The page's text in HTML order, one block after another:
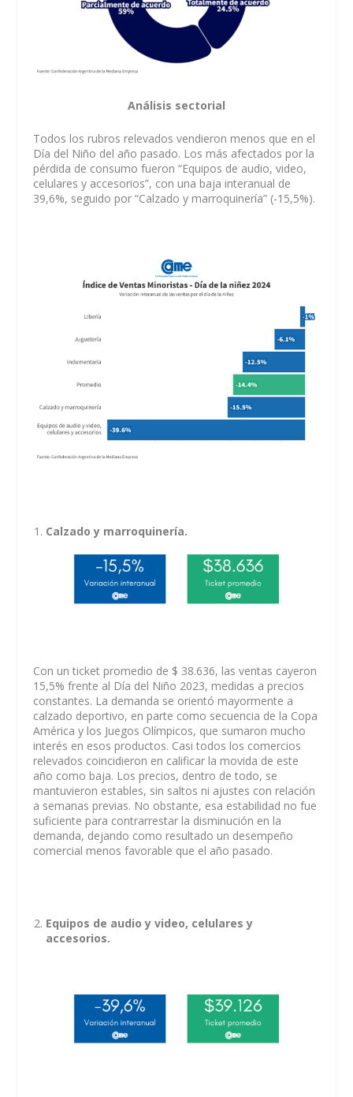
Análisis sectorial
Todos los rubros relevados vendieron menos que en el
Día del Niño del año pasado. Los más afectados por la
pérdida de consumo fueron “Equipos de audio, video,
celulares y accesorios”, con una baja interanual de
39,6%, seguido por “Calzado y marroquinería” (-15,5%).
Calzado y marroquinería.
Con un ticket promedio de $ 38.636, las ventas cayeron
15,5% frente al Día del Niño 2023, medidas a precios
constantes. La demanda se orientó mayormente a
calzado deportivo, en parte como secuencia de la Copa
América y los Juegos Olímpicos, que sumaron mucho
interés en esos productos. Casi todos los comercios
relevados coincidieron en calificar la movida de este
año como baja. Los precios, dentro de todo, se
mantuvieron estables, sin saltos ni ajustes con relación
a semanas previas. No obstante, esa estabilidad no fue
suficiente para contrarrestar la disminución en la
demanda, dejando como resultado un desempeño
comercial menos favorable que el año pasado.
Equipos de audio y video, celulares y
accesorios.